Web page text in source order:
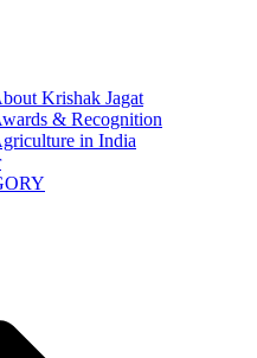
Krishak Jagat
& Recognition
in India